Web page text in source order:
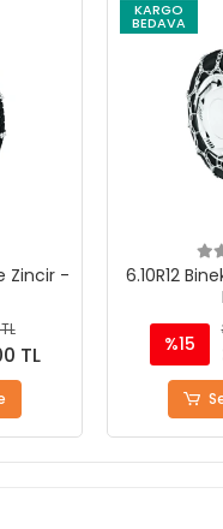
Zincir -
TL
KARGO
BEDAVA
6.10R12
%15